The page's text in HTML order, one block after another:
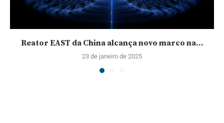
Reator EAST da China alcança novo marco na...
23 de janeiro de 2025